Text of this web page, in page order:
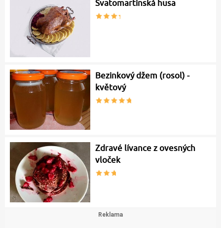
Svatomartinská husa
Bezinkový džem (rosol) -
květový
Zdravé lívance z ovesných
vloček